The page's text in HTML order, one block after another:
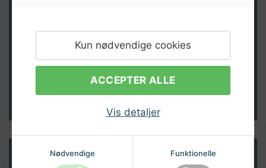
Kun nødvendige cookies
ACCEPTER ALLE
Vis detaljer
Nødvendige Funktionelle
Vi elsker at hjælpe vores kunder!
Udfyld formular